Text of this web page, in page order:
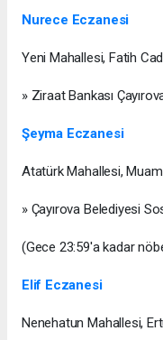
Nurece Eczanesi
Yeni Mahallesi, Fatih
» Ziraat Bankası
Şeyma Eczanesi
Atatürk Mahallesi,
» Çayırova Belediyesi
(Gece 23:59'a kadar
Elif Eczanesi
Nenehatun Mahallesi,